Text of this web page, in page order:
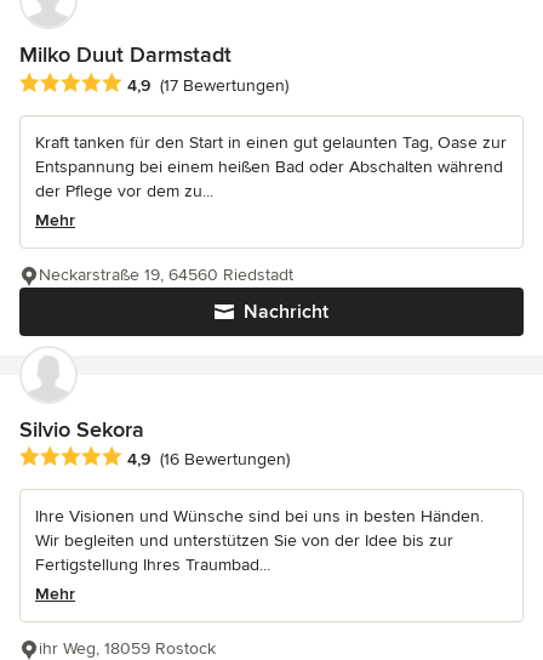
Milko Duut Darmstadt
Durchschnittliche Bewertung: 4.9 von 5 Sternen
4,9 (17 Bewertungen)
Kraft tanken für den Start in einen gut gelaunten Tag, Oase zur
Entspannung bei einem heißen Bad oder Abschalten während
der Pflege vor dem zu...
Mehr
Nachricht
Neckarstraße 19, 64560 Riedstadt
Silvio Sekora
Durchschnittliche Bewertung: 4.9 von 5 Sternen
4,9 (16 Bewertungen)
Ihre Visionen und Wünsche sind bei uns in besten Händen.
Wir begleiten und unterstützen Sie von der Idee bis zur
Fertigstellung Ihres Traumbad...
Mehr
ihr Weg, 18059 Rostock